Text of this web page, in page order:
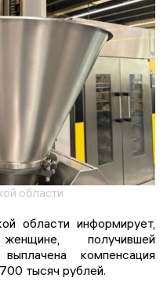
области
области информирует,
получившей
компенсация
тысяч рублей.